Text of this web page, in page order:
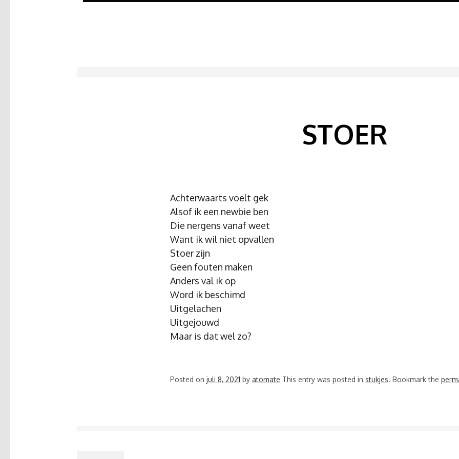
STOER
Achterwaarts voelt gek
Alsof ik een newbie ben
Die nergens vanaf weet
Want ik wil niet opvallen
Stoer zijn
Geen fouten maken
Anders val ik op
Word ik beschimd
Uitgelachen
Uitgejouwd
Maar is dat wel zo?
Posted on juli 8, 2021 by atomate This entry was posted in stukjes. Bookmark the